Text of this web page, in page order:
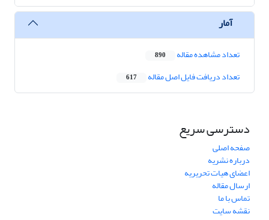
آمار
تعداد مشاهده مقاله 890
تعداد دریافت فایل اصل مقاله 617
دسترسی سریع
صفحه اصلی
درباره نشریه
اعضای هیات تحریریه
ارسال مقاله
تماس با ما
نقشه سایت